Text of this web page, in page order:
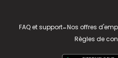
FAQ et support-Nos offres
Règles de